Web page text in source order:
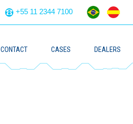
+55 11 2344 7100
CONTACT CASES DEALERS